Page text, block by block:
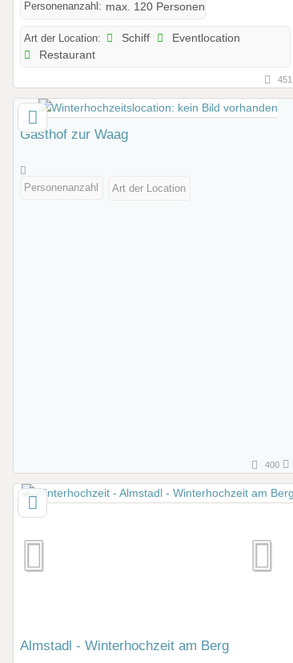
Personenanzahl: max. 120 Personen
Art der Location: Schiff
Eventlocation
Restaurant
451
Gasthof zur Waag
Personenanzahl Art der Location
400
Almstadl - Winterhochzeit am Berg